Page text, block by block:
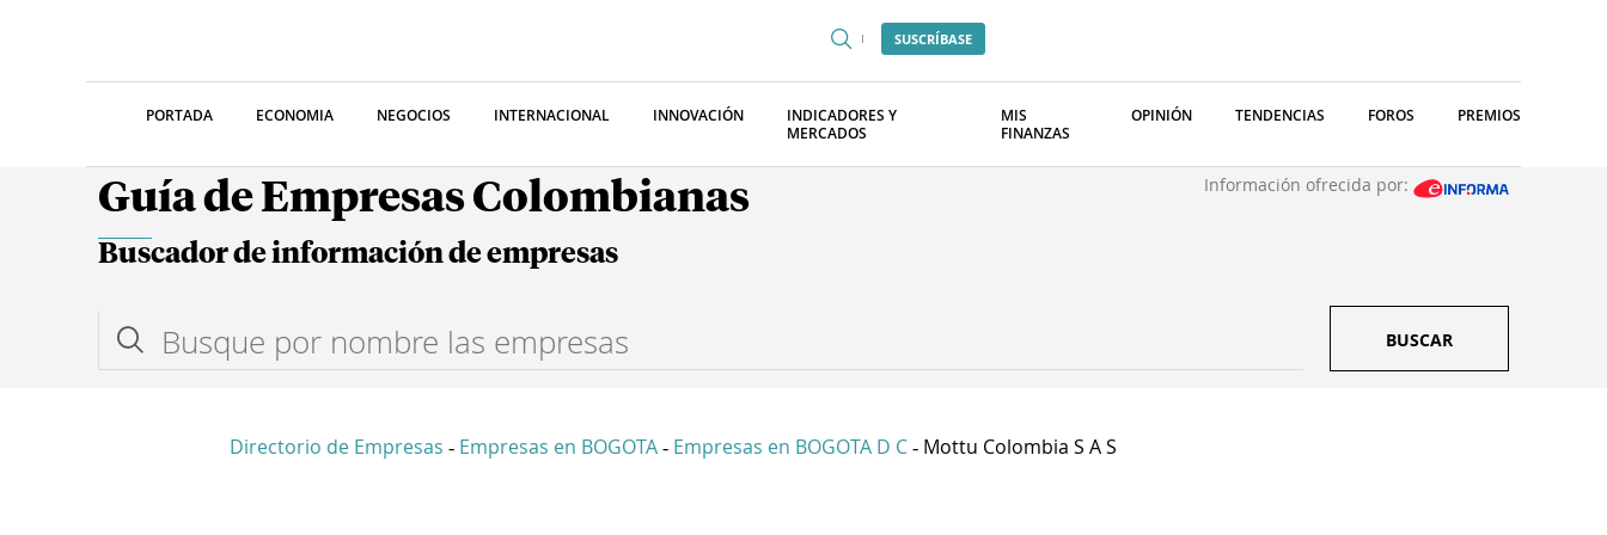
SUSCRÍBASE
PORTADA ECONOMIA NEGOCIOS INTERNACIONAL INNOVACIÓN
INDICADORES Y
MERCADOS
MIS
FINANZAS
OPINIÓN TENDENCIAS FOROS PREMIOS
Guía de Empresas Colombianas Información ofrecida por:
Buscador de información de empresas
BUSCAR
Directorio de Empresas - Empresas en BOGOTA - Empresas en BOGOTA D C - Mottu Colombia S A S